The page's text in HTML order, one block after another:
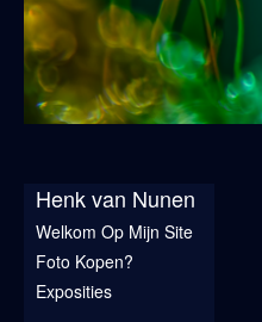
Henk van Nunen
Welkom Op Mijn Site
Foto Kopen?
Exposities